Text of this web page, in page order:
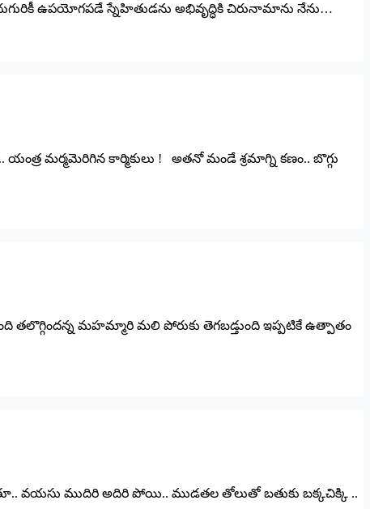
ఉపయోగపడే స్నేహితుడను అభివృద్ధికి చిరునామాను నేను…
యంత్ర మర్మమెరిగిన కార్మికులు ! అతనో మండే శ్రమాగ్ని కణం.. బొగ్గు
తలొగ్గిందన్న మహమ్మారి మలి పోరుకు తెగబడ్తుంది ఇప్పటికే ఉత్పాతం
వయసు ముదిరి అదిరి పోయి.. ముడతల తోలుతో బతుకు బక్కచిక్కి ..